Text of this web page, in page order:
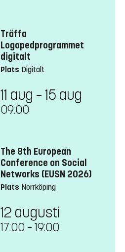
Träffa
Logopedprogrammet
digitalt
Plats Digitalt
11 aug – 15 aug
09:00
The 8th European
Conference on Social
Networks (EUSN 2026)
Plats Norrköping
12 augusti
17:00 – 19:00